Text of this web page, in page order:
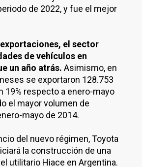
de 2022, y fue el mejor
el sector
de vehículos en
un año atrás. Asimismo, en
se exportaron 128.753
19% respecto a enero-mayo
el mayor volumen de
mayo de 2014.
del nuevo régimen, Toyota
la construcción de una
utilitario Hiace en Argentina.